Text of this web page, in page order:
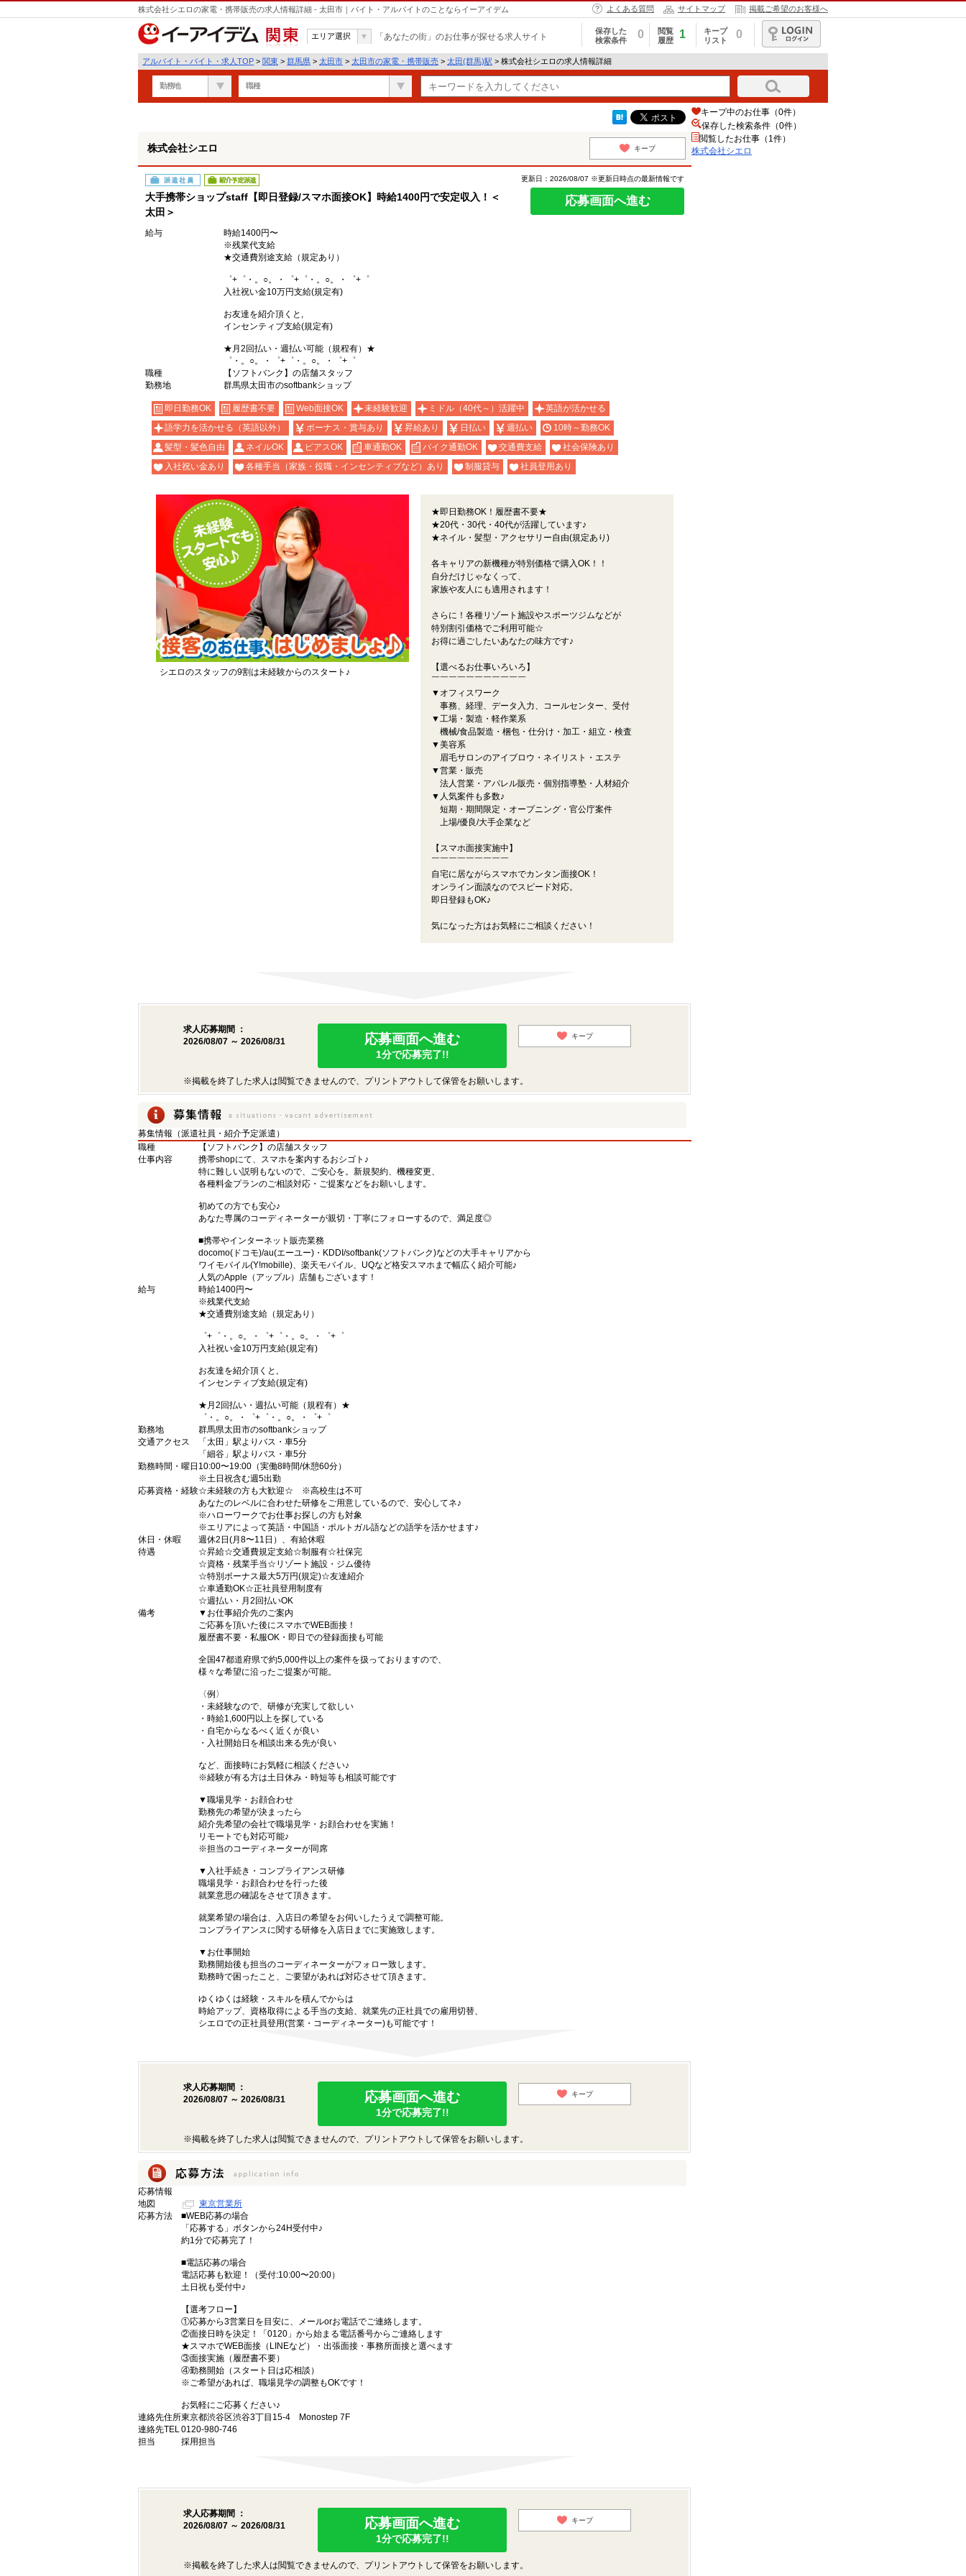
株式会社シエロの家電・携帯販売の求人情報詳細 - 太田市｜バイト・アルバイトのことならイーアイデム よくある質問 サイトマップ 掲載ご希望のお客様へ
関東
エリア選択 「あなたの街」のお仕事が探せる求人サイト
保存した
検索条件
0
閲覧
履歴
1
キープ
リスト
0
ログイン
アルバイト・バイト・求人TOP > 関東 > 群馬県 > 太田市 > 太田市の家電・携帯販売 > 太田(群馬)駅 > 株式会社シエロの求人情報詳細
勤務地 職種
遣
株式会社シエロ キープ
派遣社員 紹介予定派遣
大手携帯ショップstaff【即日登録/スマホ面接OK】時給1400円で安定収入！＜
太田＞
更新日：2026/08/07 ※更新日時点の最新情報です
応募画面へ進む
給与
時給1400円〜
※残業代支給
★交通費別途支給（規定あり）
゜+゜・。○。・゜+゜・。○。・゜+゜
入社祝い金10万円支給(規定有)
お友達を紹介頂くと,
インセンティブ支給(規定有)
★月2回払い・週払い可能（規程有）★
゜・。○。・゜+゜・。○。・゜+゜
職種
【ソフトバンク】の店舗スタッフ
勤務地
群馬県太田市のsoftbankショップ
即日勤務OK 履歴書不要 Web面接OK 未経験歓迎 ミドル（40代～）活躍中
英語が活かせる
語学力を活かせる（英語以外）
ボーナス・賞与あり 昇給あり 日払い 週払い
10時～勤務OK
髪型・髪色自由
ネイルOK ピアスOK 車通勤OK バイク通勤OK 交通費支給
社会保険あり
入社祝い金あり
各種手当（家族・役職・インセンティブなど）あり 制服貸与 社員登用あり
シエロのスタッフの9割は未経験からのスタート♪
★即日勤務OK！履歴書不要★
★20代・30代・40代が活躍しています♪
★ネイル・髪型・アクセサリー自由(規定あり)
各キャリアの新機種が特別価格で購入OK！！
自分だけじゃなくって、
家族や友人にも適用されます！
さらに！各種リゾート施設やスポーツジムなどが
特別割引価格でご利用可能☆
お得に過ごしたいあなたの味方です♪
【選べるお仕事いろいろ】
￣￣￣￣￣￣￣￣￣￣￣
▼オフィスワーク
事務、経理、データ入力、コールセンター、受付
▼工場・製造・軽作業系
機械/食品製造・梱包・仕分け・加工・組立・検査
▼美容系
眉毛サロンのアイブロウ・ネイリスト・エステ
▼営業・販売
法人営業・アパレル販売・個別指導塾・人材紹介
▼人気案件も多数♪
短期・期間限定・オープニング・官公庁案件
上場/優良/大手企業など
【スマホ面接実施中】
￣￣￣￣￣￣￣￣￣
自宅に居ながらスマホでカンタン面接OK！
オンライン面談なのでスピード対応。
即日登録もOK♪
気になった方はお気軽にご相談ください！
求人応募期間 ：
2026/08/07 ～ 2026/08/31
応募画面へ進む
1分で応募完了!!
キープ
※掲載を終了した求人は閲覧できませんので、プリントアウトして保管をお願いします。
募集情報（派遣社員・紹介予定派遣）
職種
【ソフトバンク】の店舗スタッフ
仕事内容
携帯shopにて、スマホを案内するおシゴト♪
特に難しい説明もないので、ご安心を。新規契約、機種変更、
各種料金プランのご相談対応・ご提案などをお願いします。
初めての方でも安心♪
あなた専属のコーディネーターが親切・丁寧にフォローするので、満足度◎
■携帯やインターネット販売業務
docomo(ドコモ)/au(エーユー)・KDDI/softbank(ソフトバンク)などの大手キャリアから
ワイモバイル(Y!mobille)、楽天モバイル、UQなど格安スマホまで幅広く紹介可能♪
人気のApple（アップル）店舗もございます！
給与
時給1400円〜
※残業代支給
★交通費別途支給（規定あり）
゜+゜・。○。・゜+゜・。○。・゜+゜
入社祝い金10万円支給(規定有)
お友達を紹介頂くと,
インセンティブ支給(規定有)
★月2回払い・週払い可能（規程有）★
゜・。○。・゜+゜・。○。・゜+゜
勤務地
群馬県太田市のsoftbankショップ
交通アクセス
「太田」駅よりバス・車5分
「細谷」駅よりバス・車5分
勤務時間・曜日 10:00〜19:00（実働8時間/休憩60分）
※土日祝含む週5出勤
応募資格・経験☆未経験の方も大歓迎☆ ※高校生は不可
あなたのレベルに合わせた研修をご用意しているので、安心してネ♪
※ハローワークでお仕事お探しの方も対象
※エリアによって英語・中国語・ポルトガル語などの語学を活かせます♪
休日・休暇
週休2日(月8〜11日）、有給休暇
待遇
☆昇給☆交通費規定支給☆制服有☆社保完
☆資格・残業手当☆リゾート施設・ジム優待
☆特別ボーナス最大5万円(規定)☆友達紹介
☆車通勤OK☆正社員登用制度有
☆週払い・月2回払いOK
備考
▼お仕事紹介先のご案内
ご応募を頂いた後にスマホでWEB面接！
履歴書不要・私服OK・即日での登録面接も可能
全国47都道府県で約5,000件以上の案件を扱っておりますので、
様々な希望に沿ったご提案が可能。
〈例〉
・未経験なので、研修が充実して欲しい
・時給1,600円以上を探している
・自宅からなるべく近くが良い
・入社開始日を相談出来る先が良い
など、面接時にお気軽に相談ください♪
※経験が有る方は土日休み・時短等も相談可能です
▼職場見学・お顔合わせ
勤務先の希望が決まったら
紹介先希望の会社で職場見学・お顔合わせを実施！
リモートでも対応可能♪
※担当のコーディネーターが同席
▼入社手続き・コンプライアンス研修
職場見学・お顔合わせを行った後
就業意思の確認をさせて頂きます。
就業希望の場合は、入店日の希望をお伺いしたうえで調整可能。
コンプライアンスに関する研修を入店日までに実施致します。
▼お仕事開始
勤務開始後も担当のコーディネーターがフォロー致します。
勤務時で困ったこと、ご要望があれば対応させて頂きます。
ゆくゆくは経験・スキルを積んでからは
時給アップ、資格取得による手当の支給、就業先の正社員での雇用切替、
シエロでの正社員登用(営業・コーディネーター)も可能です！
求人応募期間 ：
2026/08/07 ～ 2026/08/31
応募画面へ進む
1分で応募完了!!
キープ
※掲載を終了した求人は閲覧できませんので、プリントアウトして保管をお願いします。
応募情報
地図
東京営業所
応募方法
■WEB応募の場合
「応募する」ボタンから24H受付中♪
約1分で応募完了！
■電話応募の場合
電話応募も歓迎！（受付:10:00〜20:00）
土日祝も受付中♪
【選考フロー】
①応募から3営業日を目安に、メールorお電話でご連絡します。
②面接日時を決定！「0120」から始まる電話番号からご連絡します
★スマホでWEB面接（LINEなど）・出張面接・事務所面接と選べます
③面接実施（履歴書不要）
④勤務開始（スタート日は応相談）
※ご希望があれば、職場見学の調整もOKです！
お気軽にご応募ください♪
連絡先住所東京都渋谷区渋谷3丁目15-4 Monostep 7F
連絡先TEL0120-980-746
担当
採用担当
求人応募期間 ：
2026/08/07 ～ 2026/08/31
応募画面へ進む
1分で応募完了!!
キープ
※掲載を終了した求人は閲覧できませんので、プリントアウトして保管をお願いします。
キープ中のお仕事（0件）
保存した検索条件（0件）
閲覧したお仕事（1件）
株式会社シエロ